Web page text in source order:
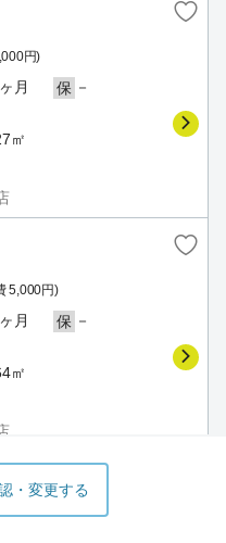
円)
月 保 －
㎡
5,000円)
月 保 －
㎡
・変更する